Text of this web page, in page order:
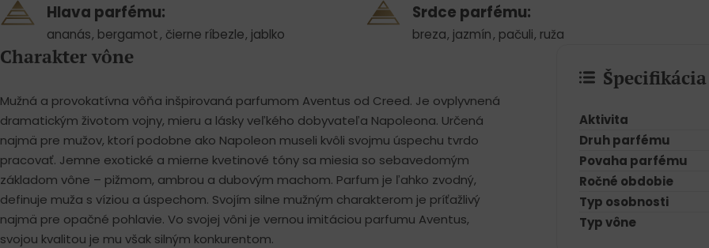
Hlava parfému:
ananás, bergamot, čierne ríbezle, jablko
Srdce parfému:
breza, jazmín, pačuli, ruža
Charakter vône
Mužná a provokatívna vôňa inšpirovaná parfumom Aventus od Creed. Je ovplyvnená
dramatickým životom vojny, mieru a lásky veľkého dobyvateľa Napoleona. Určená
najmä pre mužov, ktorí podobne ako Napoleon museli kvôli svojmu úspechu tvrdo
pracovať. Jemne exotické a mierne kvetinové tóny sa miesia so sebavedomým
základom vône – pižmom, ambrou a dubovým machom. Parfum je ľahko zvodný,
definuje muža s víziou a úspechom. Svojím silne mužným charakterom je príťažlivý
najmä pre opačné pohlavie. Vo svojej vôni je vernou imitáciou parfumu Aventus,
svojou kvalitou je mu však silným konkurentom.
Aktivita
Druh parfému
Povaha parfému
Ročné obdobie
Typ osobnosti
Typ vône